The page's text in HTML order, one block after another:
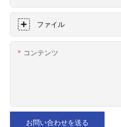
ファイル
コンテンツ
お問い合わせを送る